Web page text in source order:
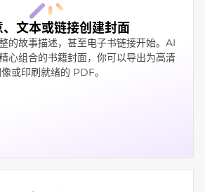
、文本或链接创建封面
的故事描述，甚至电子书链接开始。AI
心组合的书籍封面，你可以导出为高清
或印刷就绪的 PDF。